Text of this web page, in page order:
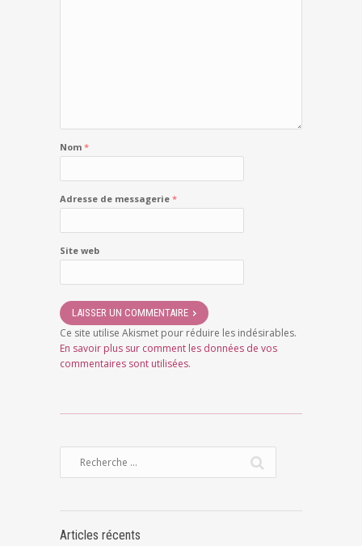
Nom *
Adresse de messagerie *
Site web
Ce site utilise Akismet pour réduire les indésirables.
En savoir plus sur comment les données de vos
commentaires sont utilisées.
Articles récents